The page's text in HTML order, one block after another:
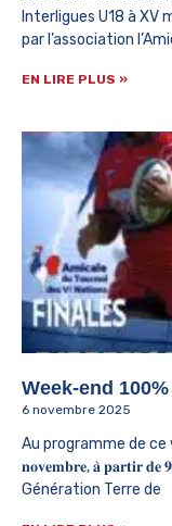
Interligues U18 à XV
par l’association
EN LIRE PLUS »
Week-end
6 novembre 2025
Au programme de ce
𝐧𝐨𝐯𝐞𝐦𝐛𝐫𝐞, 𝐚̀ 𝐩𝐚𝐫𝐭𝐢𝐫
Génération Terre de